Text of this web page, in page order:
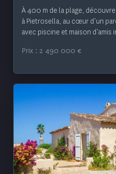
À 400 m de la plage,
à Pietrosella, au cœur d’un
avec piscine et maison d’amis
Prix : 2 490 000 €
Voir le